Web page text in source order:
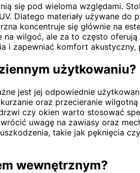
się pod wieloma względami.
Dlatego materiały używane
koncentruje się głównie na
wilgoć, ale za to często
i zapewniać komfort
użytkowaniu?
jest jej odpowiednie
oraz przecieranie
czy okien warto stosować
uwagę na zawiasy oraz
takie jak pęknięcia
wewnętrznym?